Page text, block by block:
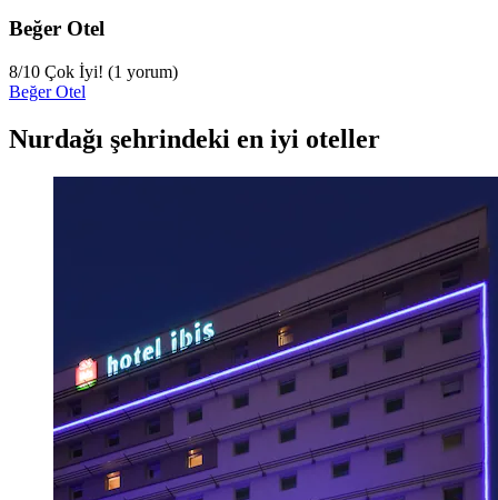
Beğer Otel
8/10 Çok İyi! (1 yorum)
Beğer Otel
Nurdağı şehrindeki en iyi oteller